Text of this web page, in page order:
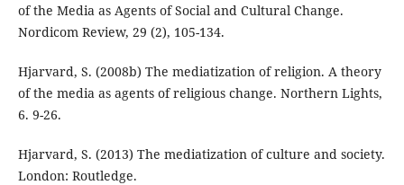
of the Media as Agents of Social and Cultural Change.
Nordicom Review, 29 (2), 105-134.
Hjarvard, S. (2008b) The mediatization of religion. A theory
of the media as agents of religious change. Northern Lights,
6. 9-26.
Hjarvard, S. (2013) The mediatization of culture and society.
London: Routledge.